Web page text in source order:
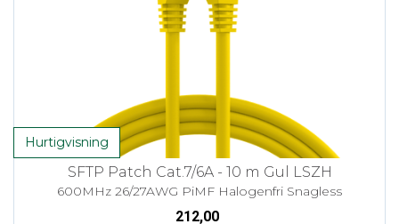
Hurtigvisning
SFTP Patch Cat.7/6A - 10 m Gul LSZH
600MHz 26/27AWG PiMF Halogenfri Snagless
212,00